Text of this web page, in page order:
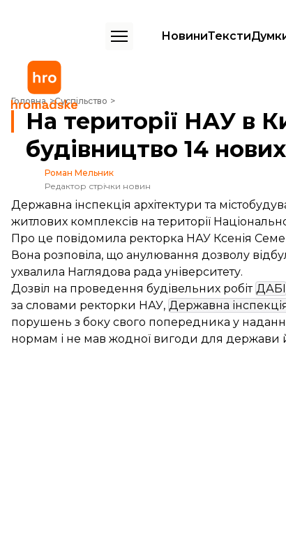
НовиниТексти
Головна Суспільство
На території НАУ в Києві скасували будівництво 14 нових
На території НАУ в
будівництво 14
Роман Мельник
Редактор стрічки новин
Державна інспекція архітектури та
житлових комплексів на території
Про це повідомила ректорка НАУ Ксенія
Вона розповіла, що анулювання дозволу
ухвалила Наглядова рада університету.
Дозвіл на проведення будівельних робіт ДАБІ
за словами ректорки НАУ, Державна
порушень з боку свого попередника у
нормам і не мав жодної вигоди для держави й